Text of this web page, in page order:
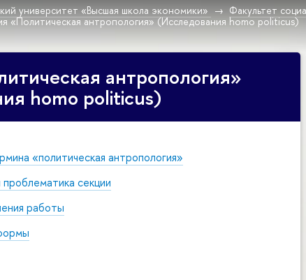
университет «Высшая школа экономики» Факультет
«Политическая антропология» (Исследования homo politicus)
антропология»
homo politicus)
«политическая антропология»
секции
работы